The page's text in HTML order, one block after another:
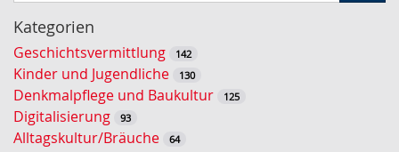
h
ü
s
s
e
Kategorien
Geschichtsvermittlung 142
Kinder und Jugendliche 130
Denkmalpflege und Baukultur 125
Digitalisierung 93
Alltagskultur/Bräuche 64